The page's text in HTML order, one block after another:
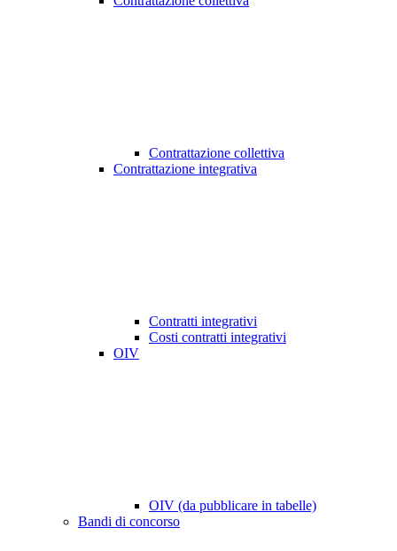
Contrattazione collettiva
Contrattazione integrativa
Contratti integrativi
Costi contratti integrativi
OIV
OIV (da pubblicare in tabelle)
Bandi di concorso